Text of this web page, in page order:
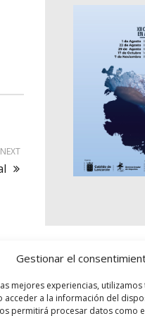
Gestionar el
mejores experiencias,
acceder a la información del
permitirá procesar datos como
NEXT
logo SID